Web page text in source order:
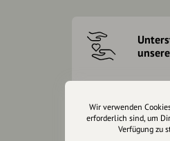
uns für unsere
für alle, die uns
wollen.
Wir verwenden
erforderlich sind, um
Verfügung zu